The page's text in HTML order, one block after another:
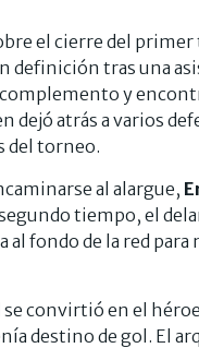
el cierre del
definición tras una
y
dejó atrás a varios
del torneo.
al alargue,
tiempo, el
fondo de la red para
se convirtió en el
destino de gol. El